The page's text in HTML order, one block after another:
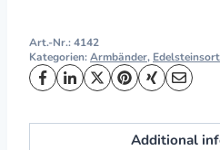
Art.-Nr.:4142
Kategorien:Armbänder,
Additional